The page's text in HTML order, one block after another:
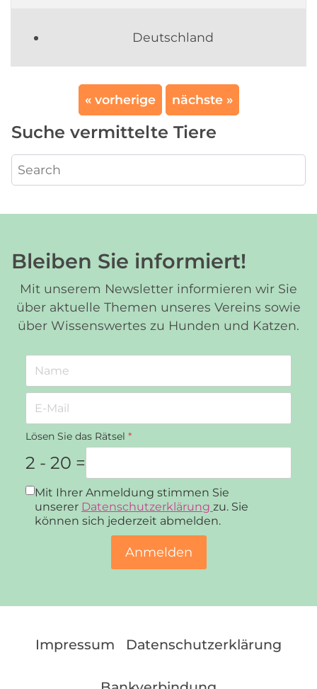
Deutschland
« vorherige nächste »
Suche vermittelte Tiere
Bleiben Sie informiert!
Mit unserem Newsletter informieren wir Sie
über aktuelle Themen unseres Vereins sowie
über Wissenswertes zu Hunden und Katzen.
Lösen Sie das Rätsel *
2 - 20 =
Datenschutz*
Mit Ihrer Anmeldung stimmen Sie
unserer Datenschutzerklärung zu. Sie
können sich jederzeit abmelden.
Anmelden
Impressum Datenschutzerklärung